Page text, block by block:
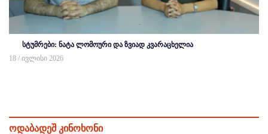
სტუმრები: ნატა ლომოური და ზვიად კვარაცხელია
18 / ივლისი 2026
ოდაბადეშ კინოხონი